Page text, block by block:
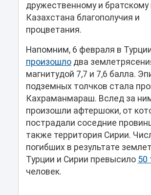
дружественному и братскому
Казахстана благополучия и
процветания.
Напомним, 6 февраля в
произошлодва
магнитудой 7,7 и 7,6 балла.
подземных толчков стала
Кахраманмараш. Вслед за
произошли афтершоки, от
пострадали соседние
также территория Сирии.
погибших в результате
Турции и Сирии превысило 50
человек.